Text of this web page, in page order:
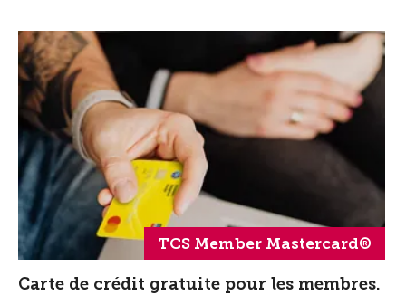
TCS Member Mastercard®
Carte de crédit gratuite pour les membres.